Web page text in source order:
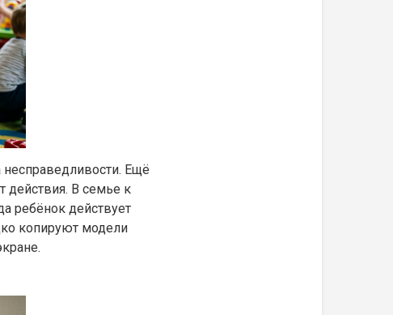
Ещё
действия. В семье к
ребёнок действует
копируют модели